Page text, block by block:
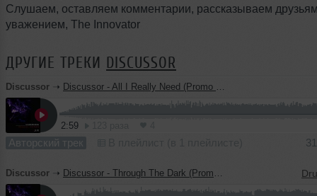
Слушаем, оставляем комментарии, рассказываем
уважением, The Innovator
ДРУГИЕ ТРЕКИ DISCUSSOR
Discussor ➝ Discussor - All I Really Need (Promo Cut)
2:59
Авторский трек
Discussor ➝ Discussor - Through The Dark (Promo Cut)